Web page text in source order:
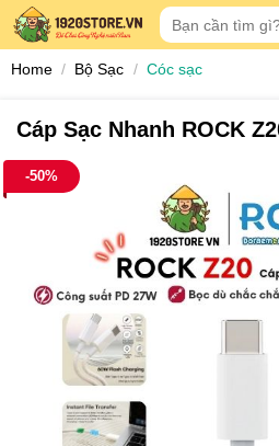
Skip
content
Search
for:
Home / Bộ Sạc / Cóc sạc
Cáp Sạc Nhanh ROCK
-50%